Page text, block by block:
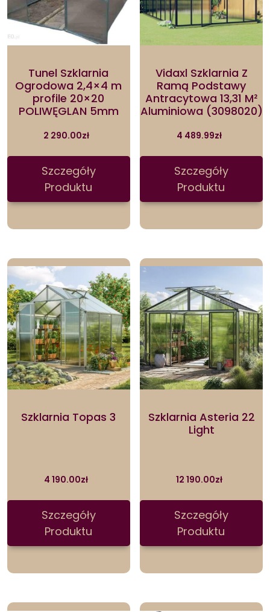
Tunel Szklarnia
Ogrodowa 2,4×4 m
profile 20×20
POLIWĘGLAN 5mm
2 290.00zł
Szczegóły
Produktu
Vidaxl Szklarnia Z
Ramą Podstawy
Antracytowa 13,31 M²
Aluminiowa (3098020)
4 489.99zł
Szczegóły
Produktu
Szklarnia Topas 3
4 190.00zł
Szczegóły
Produktu
Szklarnia Asteria 22
Light
12 190.00zł
Szczegóły
Produktu